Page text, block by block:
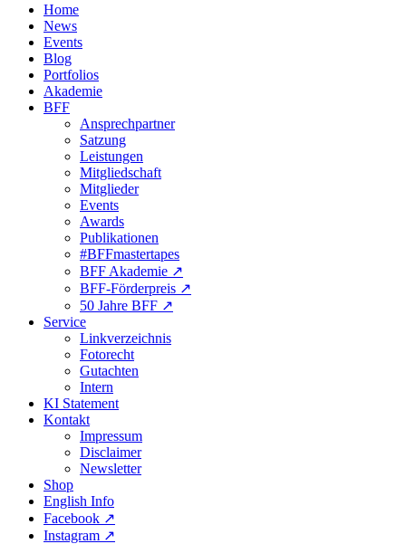
Home
News
Events
Blog
Portfolios
Akademie
BFF
Ansprechpartner
Satzung
Leistungen
Mitgliedschaft
Mitglieder
Events
Awards
Publikationen
#BFFmastertapes
BFF Akademie ↗︎
BFF-Förderpreis ↗︎
50 Jahre BFF ↗︎
Service
Linkverzeichnis
Fotorecht
Gutachten
Intern
KI Statement
Kontakt
Impressum
Disclaimer
Newsletter
Shop
English Info
Facebook ↗︎
Instagram ↗︎